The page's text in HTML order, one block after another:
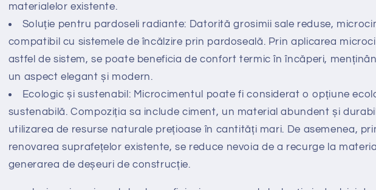
materialelor existente.
Soluție pentru pardoseli radiante: Datorită grosimii sale reduse,
compatibil cu sistemele de încălzire prin pardoseală. Prin aplicarea
astfel de sistem, se poate beneficia de confort termic în încăperi,
un aspect elegant și modern.
Ecologic și sustenabil: Microcimentul poate fi considerat o opțiune
sustenabilă. Compoziția sa include ciment, un material abundent și
utilizarea de resurse naturale prețioase în cantități mari. De asemenea,
renovarea suprafețelor existente, se reduce nevoia de a recurge la
generarea de deșeuri de construcție.